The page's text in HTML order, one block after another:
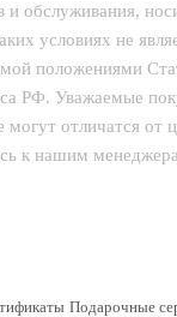
и обслуживания,
условиях не
положениями
РФ. Уважаемые
могут отличатся от
к нашим
Подарочные